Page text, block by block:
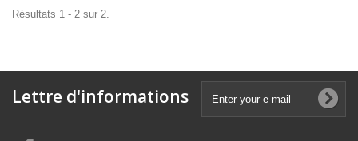
Résultats 1 - 2 sur 2.
Lettre d'informations